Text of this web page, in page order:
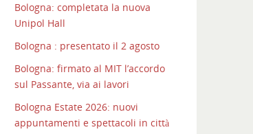
Bologna: completata la nuova
Unipol Hall
Bologna : presentato il 2 agosto
Bologna: firmato al MIT l’accordo
sul Passante, via ai lavori
Bologna Estate 2026: nuovi
appuntamenti e spettacoli in città